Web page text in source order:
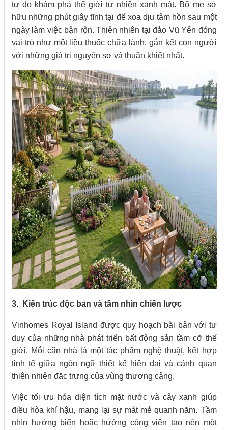
tự do khám phá thế giới tự nhiên xanh mát. Bố mẹ sở
hữu những phút giây tĩnh tại để xoa dịu tâm hồn sau một
ngày làm việc bận rộn. Thiên nhiên tại đảo Vũ Yên đóng
vai trò như một liều thuốc chữa lành, gắn kết con người
với những giá trị nguyên sơ và thuần khiết nhất.
3. Kiến trúc độc bản và tầm nhìn chiến lược
Vinhomes Royal Island được quy hoạch bài bản với tư
duy của những nhà phát triển bất động sản tầm cỡ thế
giới. Mỗi căn nhà là một tác phẩm nghệ thuật, kết hợp
tinh tế giữa ngôn ngữ thiết kế hiện đại và cảnh quan
thiên nhiên đặc trưng của vùng thương cảng.
Việc tối ưu hóa diện tích mặt nước và cây xanh giúp
điều hòa khí hậu, mang lại sự mát mẻ quanh năm. Tầm
nhìn hướng biển hoặc hướng công viên tạo nên một